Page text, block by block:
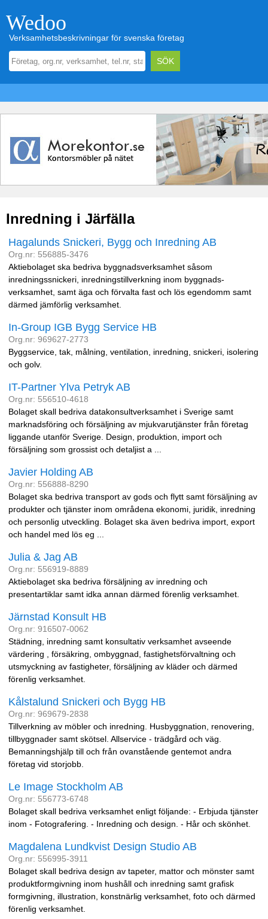
Wedoo
Verksamhetsbeskrivningar för svenska företag
Inredning i Järfälla
Hagalunds Snickeri, Bygg och Inredning AB
Org.nr: 556885-3476
Aktiebolaget ska bedriva byggnadsverksamhet såsom
inredningssnickeri, inredningstillverkning inom byggnads-
verksamhet, samt äga och förvalta fast och lös egendomm samt
därmed jämförlig verksamhet.
In-Group IGB Bygg Service HB
Org.nr: 969627-2773
Byggservice, tak, målning, ventilation, inredning, snickeri, isolering
och golv.
IT-Partner Ylva Petryk AB
Org.nr: 556510-4618
Bolaget skall bedriva datakonsultverksamhet i Sverige samt
marknadsföring och försäljning av mjukvarutjänster från företag
liggande utanför Sverige. Design, produktion, import och
försäljning som grossist och detaljist a ...
Javier Holding AB
Org.nr: 556888-8290
Bolaget ska bedriva transport av gods och flytt samt försäljning av
produkter och tjänster inom områdena ekonomi, juridik, inredning
och personlig utveckling. Bolaget ska även bedriva import, export
och handel med lös eg ...
Julia & Jag AB
Org.nr: 556919-8889
Aktiebolaget ska bedriva försäljning av inredning och
presentartiklar samt idka annan därmed förenlig verksamhet.
Järnstad Konsult HB
Org.nr: 916507-0062
Städning, inredning samt konsultativ verksamhet avseende
värdering , försäkring, ombyggnad, fastighetsförvaltning och
utsmyckning av fastigheter, försäljning av kläder och därmed
förenlig verksamhet.
Kålstalund Snickeri och Bygg HB
Org.nr: 969679-2838
Tillverkning av möbler och inredning. Husbyggnation, renovering,
tillbyggnader samt skötsel. Allservice - trädgård och väg.
Bemanningshjälp till och från ovanstående gentemot andra
företag vid storjobb.
Le Image Stockholm AB
Org.nr: 556773-6748
Bolaget skall bedriva verksamhet enligt följande: - Erbjuda tjänster
inom - Fotografering. - Inredning och design. - Hår och skönhet.
Magdalena Lundkvist Design Studio AB
Org.nr: 556995-3911
Bolaget skall bedriva design av tapeter, mattor och mönster samt
produktformgivning inom hushåll och inredning samt grafisk
formgivning, illustration, konstnärlig verksamhet, foto och därmed
förenlig verksamhet.